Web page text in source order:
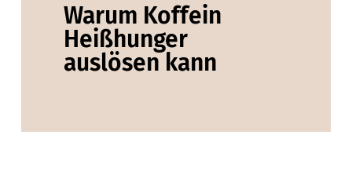
Warum Koffein
Heißhunger
auslösen kann